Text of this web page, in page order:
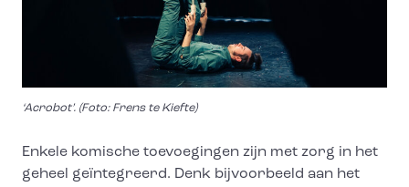
‘Acrobot’. (Foto: Frens te Kiefte)
Enkele komische toevoegingen zijn met zorg in het
geheel geïntegreerd. Denk bijvoorbeeld aan het